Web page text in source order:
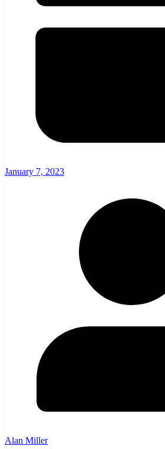
January 7, 2023
Alan Miller